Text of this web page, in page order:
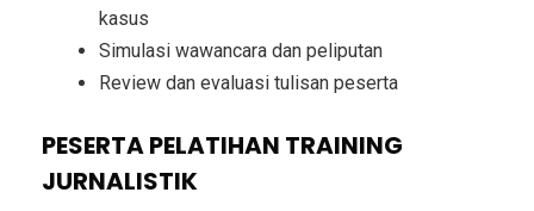
kasus
Simulasi wawancara dan peliputan
Review dan evaluasi tulisan peserta
PESERTA PELATIHAN TRAINING
JURNALISTIK